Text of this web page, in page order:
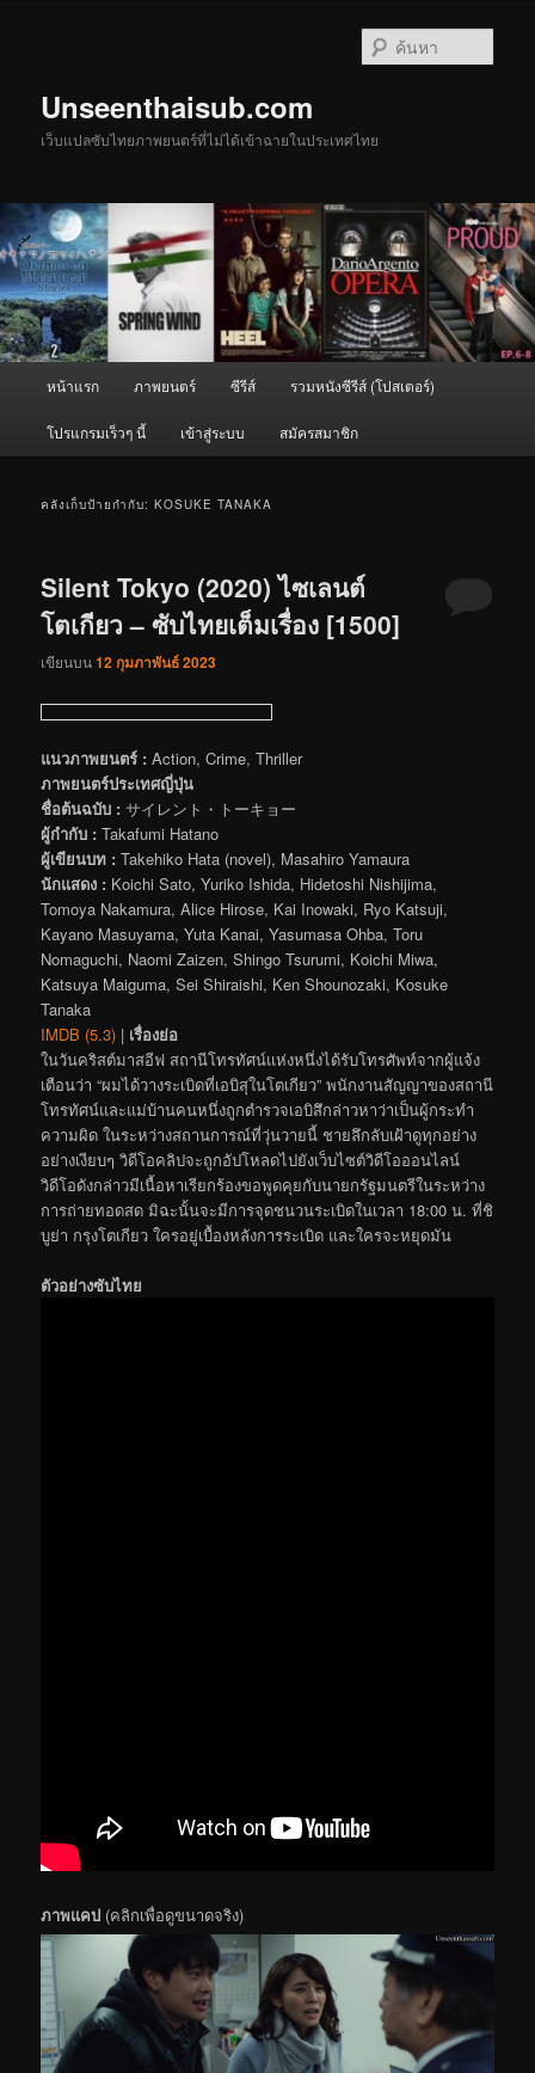
Unseenthaisub.com
เว็บแปลซับไทยภาพยนตร์ที่ไม่ได้เข้าฉายในประเทศไทย
หน้าแรก ภาพยนตร์ ซีรีส์ รวมหนังซีรีส์ (โปสเตอร์)
โปรแกรมเร็วๆ นี้ เข้าสู่ระบบ สมัครสมาชิก
คลังเก็บป้ายกำกับ:KOSUKE TANAKA
Silent Tokyo (2020) ไซเลนต์
โตเกียว – ซับไทยเต็มเรื่อง [1500]
เขียนบน12 กุมภาพันธ์ 2023
แนวภาพยนตร์ : Action, Crime, Thriller
ภาพยนตร์ประเทศญี่ปุ่น
ชื่อต้นฉบับ : サイレント・トーキョー
ผู้กำกับ : Takafumi Hatano
ผู้เขียนบท : Takehiko Hata (novel), Masahiro Yamaura
นักแสดง : Koichi Sato, Yuriko Ishida, Hidetoshi Nishijima,
Tomoya Nakamura, Alice Hirose, Kai Inowaki, Ryo Katsuji,
Kayano Masuyama, Yuta Kanai, Yasumasa Ohba, Toru
Nomaguchi, Naomi Zaizen, Shingo Tsurumi, Koichi Miwa,
Katsuya Maiguma, Sei Shiraishi, Ken Shounozaki, Kosuke
Tanaka
IMDB (5.3) | เรื่องย่อ
ในวันคริสต์มาสอีฟ สถานีโทรทัศน์แห่งหนึ่งได้รับโทรศัพท์จากผู้แจ้ง
เตือนว่า “ผมได้วางระเบิดที่เอบิสุในโตเกียว” พนักงานสัญญาของสถานี
โทรทัศน์และแม่บ้านคนหนึ่งถูกตำรวจเอบิสึกล่าวหาว่าเป็นผู้กระทำ
ความผิด ในระหว่างสถานการณ์ที่วุ่นวายนี้ ชายลึกลับเฝ้าดูทุกอย่าง
อย่างเงียบๆ วิดีโอคลิปจะถูกอัปโหลดไปยังเว็บไซต์วิดีโอออนไลน์
วิดีโอดังกล่าวมีเนื้อหาเรียกร้องขอพูดคุยกับนายกรัฐมนตรีในระหว่าง
การถ่ายทอดสด มิฉะนั้นจะมีการจุดชนวนระเบิดในเวลา 18:00 น. ที่ชิ
บูย่า กรุงโตเกียว ใครอยู่เบื้องหลังการระเบิด และใครจะหยุดมัน
ตัวอย่างซับไทย
ภาพแคป (คลิกเพื่อดูขนาดจริง)